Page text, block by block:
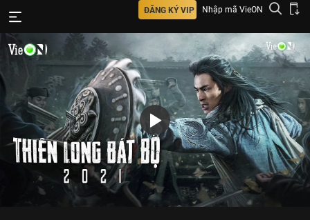
ĐĂNG KÝ VIP Nhập mã VieON